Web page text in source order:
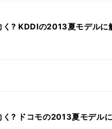
く? KDDIの2013夏モデルに
く? ドコモの2013夏モデル